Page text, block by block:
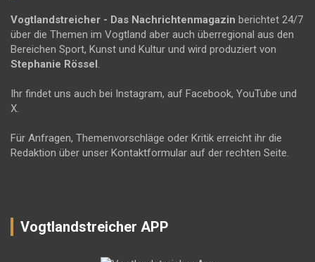
Vogtlandstreicher - Das Nachrichtenmagazin berichtet 24/7
über die Themen im Vogtland aber auch überregional aus den
Bereichen Sport, Kunst und Kultur und wird produziert von
Stephanie Rössel .
Ihr findet uns auch bei Instagram, auf Facebook, YouTube und
X.
Für Anfragen, Themenvorschläge oder Kritik erreicht ihr die
Redaktion über unser Kontaktformular auf der rechten Seite.
Vogtlandstreicher APP